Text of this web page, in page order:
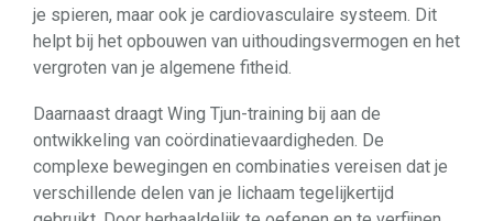
je spieren, maar ook je cardiovasculaire systeem. Dit
helpt bij het opbouwen van uithoudingsvermogen en het
vergroten van je algemene fitheid.
Daarnaast draagt ​​Wing Tjun-training bij aan de
ontwikkeling van coördinatievaardigheden. De
complexe bewegingen en combinaties vereisen dat je
verschillende delen van je lichaam tegelijkertijd